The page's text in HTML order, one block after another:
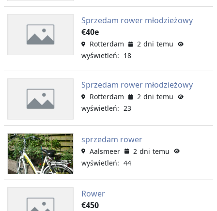
Sprzedam rower młodzieżowy
€40e
Rotterdam
2 dni temu
wyświetleń: 18
Sprzedam rower młodzieżowy
Rotterdam
2 dni temu
wyświetleń: 23
sprzedam rower
Aalsmeer
2 dni temu
wyświetleń: 44
Rower
€450